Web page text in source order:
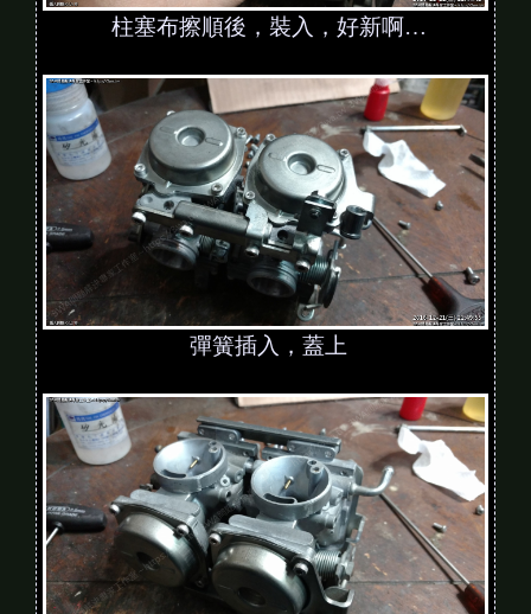
柱塞布擦順後，裝入，好新啊…
彈簧插入，蓋上